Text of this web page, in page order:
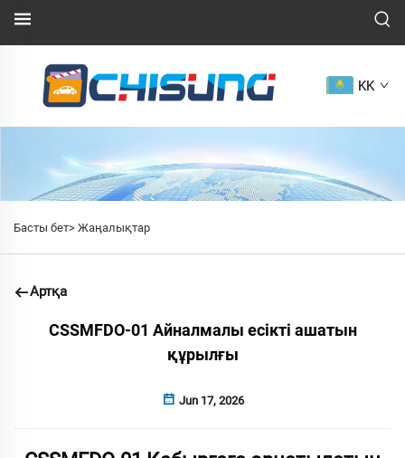
KK
Басты бет> Жаңалықтар
Артқа
CSSMFDO-01 Айналмалы есікті ашатын
құрылғы
Jun 17, 2026